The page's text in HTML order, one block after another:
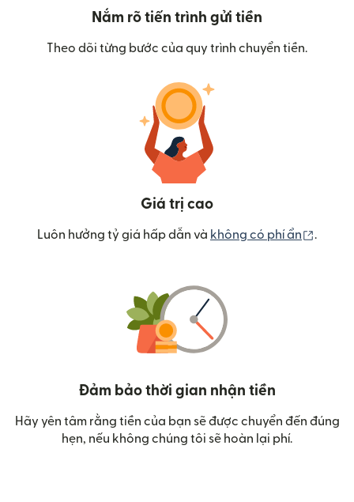
Nắm rõ tiến trình gửi tiền
Theo dõi từng bước của quy trình chuyển tiền.
Giá trị cao
Luôn hưởng tỷ giá hấp dẫn và không có phí ẩn .
Đảm bảo thời gian nhận tiền
Hãy yên tâm rằng tiền của bạn sẽ được chuyển đến đúng
hẹn, nếu không chúng tôi sẽ hoàn lại phí.